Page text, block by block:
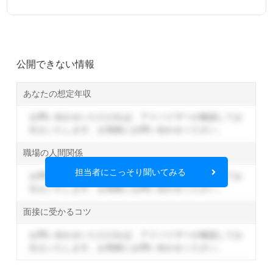
公開できない情報
あなたの想定年収
職場の人間関係
お問い合わせいただければ、アドバイザーが確認してお
伝えいたします。お気軽にお問い合わせください。
面接に受かるコツ
担当者にこっそり聞いてみる